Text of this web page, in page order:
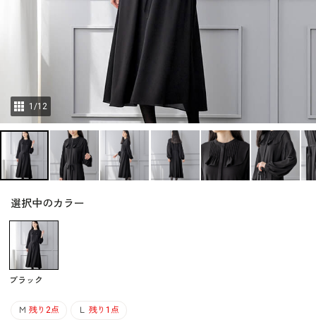
1 /12
選択中のカラー
ブラック
Ｍ 残り2点 Ｌ 残り1点